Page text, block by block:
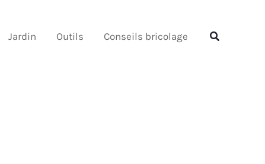
Jardin Outils Conseils bricolage Rechercher